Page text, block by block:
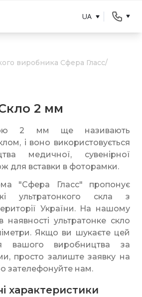
UA
виробника Сфера Гласс/
2 мм
2 мм ще називають
і воно використовується
медичної, сувенірної
для вставки в фоторамки.
"Сфера Гласс" пропонує
ультратонкого скла з
України. На нашому
наявності ультратонке скло
Якщо ви шукаєте цей
вашого виробництва за
просто залиште заявку на
зателефонуйте нам.
характеристики